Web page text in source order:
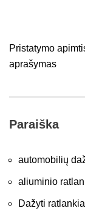
Pristatymo
aprašymas
Paraiška
automobilių
aliuminio
Dažyti